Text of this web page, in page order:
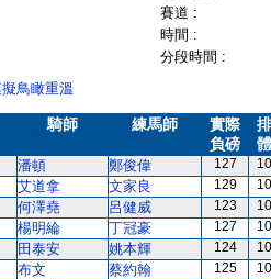
賽道 :
時間 :
分段時間 :
鳥瞰重溫
騎師 練馬師
實際
負磅
潘頓 鄭俊偉 127
艾道拿 文家良 129
何澤堯 呂健威 123
楊明綸 丁冠豪 127
田泰安 姚本輝 124
布文 蔡約翰 125